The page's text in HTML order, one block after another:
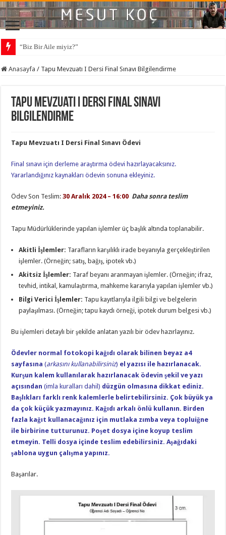
“Biz Bir Aile miyiz?”
Anasayfa / Tapu Mevzuatı I Dersi Final Sınavı Bilgilendirme
Tapu Mevzuatı I Dersi Final Sınavı
Bilgilendirme
Tapu Mevzuatı I Dersi Final Sınavı Ödevi
Final sınavı için derleme araştırma ödevi hazırlayacaksınız.
Yararlandığınız kaynakları ödevin sonuna ekleyiniz.
Ödev Son Teslim:30 Aralık 2024 – 16:00 Daha sonra teslim
etmeyiniz.
Tapu Müdürlüklerinde yapılan işlemler üç başlık altında toplanabilir.
Akitli İşlemler: Tarafların karşılıklı irade beyanıyla gerçekleştirilen
işlemler. (Örneğin; satış, bağış, ipotek vb.)
Akitsiz İşlemler: Taraf beyanı aranmayan işlemler. (Örneğin; ifraz,
tevhid, intikal, kamulaştırma, mahkeme kararıyla yapılan işlemler vb.)
Bilgi Verici İşlemler: Tapu kayıtlarıyla ilgili bilgi ve belgelerin
paylaşılması. (Örneğin; tapu kaydı örneği, ipotek durum belgesi vb.)
Bu işlemleri detaylı bir şekilde anlatan yazılı bir ödev hazırlayınız.
Ödevler normal fotokopi kağıdı olarak bilinen beyaz a4
sayfasına (arkasını kullanabilirsiniz) el yazısı ile hazırlanacak.
Kurşun kalem kullanılarak hazırlanacak ödevin şekil ve yazı
açısından(imla kuralları dahil) düzgün olmasına dikkat ediniz.
Başlıkları farklı renk kalemlerle belirtebilirsiniz. Çok büyük ya
da çok küçük yazmayınız. Kağıdı arkalı önlü kullanın. Birden
fazla kağıt kullanacağınız için mutlaka zımba veya topluiğne
ile birbirine tutturunuz. Poşet dosya içine koyup teslim
etmeyin. Telli dosya içinde teslim edebilirsiniz. Aşağıdaki
şablona uygun çalışma yapınız.
Başarılar.